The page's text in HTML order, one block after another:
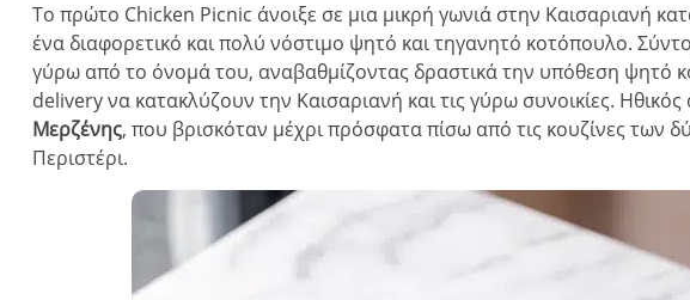
Το πρώτο Chicken Picnic άνοιξε σε μια μικρή γωνιά στην Καισαριανή
ένα διαφορετικό και πολύ νόστιμο ψητό και τηγανητό κοτόπουλο.
γύρω από το όνομά του, αναβαθμίζοντας δραστικά την υπόθεση ψητό
delivery να κατακλύζουν την Καισαριανή και τις γύρω συνοικίες.
Μερζένης, που βρισκόταν μέχρι πρόσφατα πίσω από τις κουζίνες των
Περιστέρι.